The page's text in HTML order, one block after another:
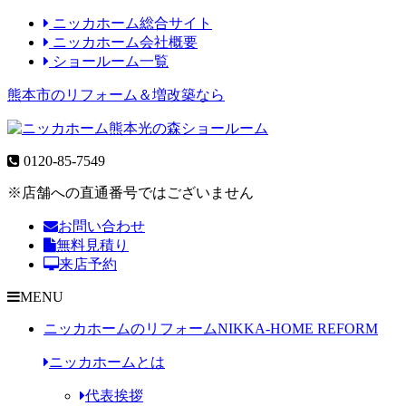
ニッカホーム総合サイト
ニッカホーム会社概要
ショールーム一覧
熊本市のリフォーム＆増改築なら
0120-85-7549
※店舗への直通番号ではございません
お問い合わせ
無料見積り
来店予約
MENU
ニッカホームのリフォームNIKKA-HOME REFORM
ニッカホームとは
代表挨拶